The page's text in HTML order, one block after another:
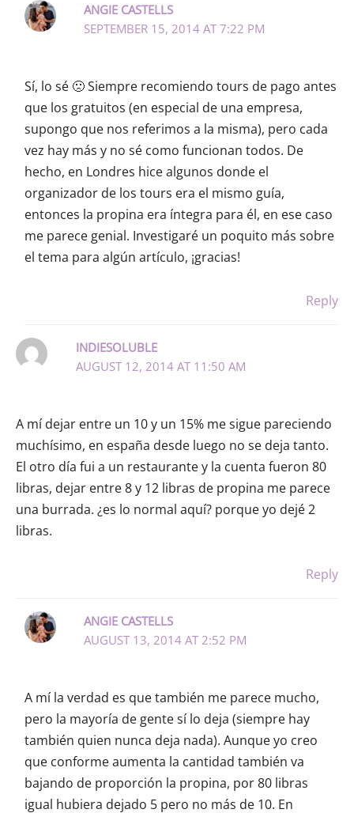
ANGIE CASTELLS
SEPTEMBER 15, 2014 AT 7:22 PM
Sí, lo sé 🙁 Siempre recomiendo tours de pago antes
que los gratuitos (en especial de una empresa,
supongo que nos referimos a la misma), pero cada
vez hay más y no sé como funcionan todos. De
hecho, en Londres hice algunos donde el
organizador de los tours era el mismo guía,
entonces la propina era íntegra para él, en ese caso
me parece genial. Investigaré un poquito más sobre
el tema para algún artículo, ¡gracias!
Reply
INDIESOLUBLE
AUGUST 12, 2014 AT 11:50 AM
A mí dejar entre un 10 y un 15% me sigue pareciendo
muchísimo, en españa desde luego no se deja tanto.
El otro día fui a un restaurante y la cuenta fueron 80
libras, dejar entre 8 y 12 libras de propina me parece
una burrada. ¿es lo normal aquí? porque yo dejé 2
libras.
Reply
ANGIE CASTELLS
AUGUST 13, 2014 AT 2:52 PM
A mí la verdad es que también me parece mucho,
pero la mayoría de gente sí lo deja (siempre hay
también quien nunca deja nada). Aunque yo creo
que conforme aumenta la cantidad también va
bajando de proporción la propina, por 80 libras
igual hubiera dejado 5 pero no más de 10. En